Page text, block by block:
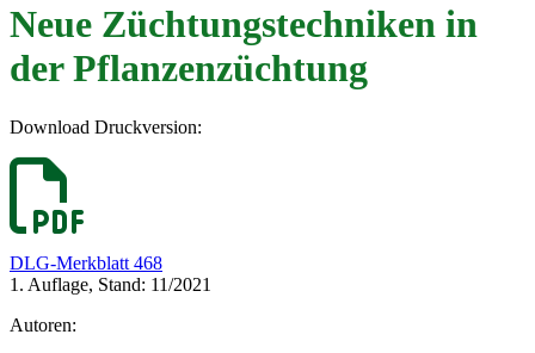
Neue Züchtungstechniken in
der Pflanzenzüchtung
Download Druckversion:
DLG-Merkblatt 468
1. Auflage, Stand: 11/2021
Autoren: